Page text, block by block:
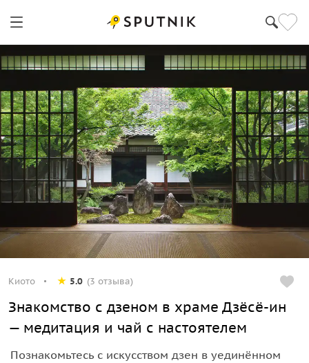
Киото 5.0 (3 отзыва)
Знакомство с дзеном в храме Дзёсё-ин
— медитация и чай с настоятелем
Познакомьтесь с искусством дзен в уединённом